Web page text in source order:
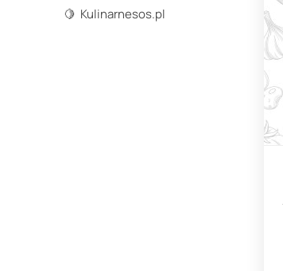
🍋 Kulinarnesos.pl